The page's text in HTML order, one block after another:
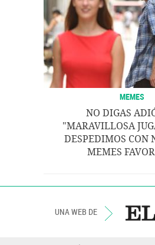
MEMES
NO DIGAS
"MARAVILLOSA
DESPEDIMOS CON
MEMES
UNA WEB DE